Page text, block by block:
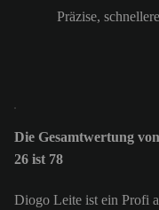
Präzise,
Die Gesamtwertung
26 ist 78
Diogo Leite ist ein Profi